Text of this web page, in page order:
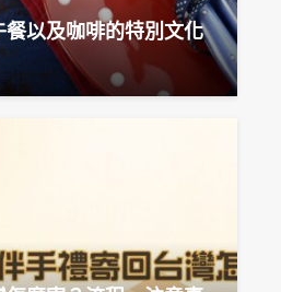
以及咖啡的特別文化